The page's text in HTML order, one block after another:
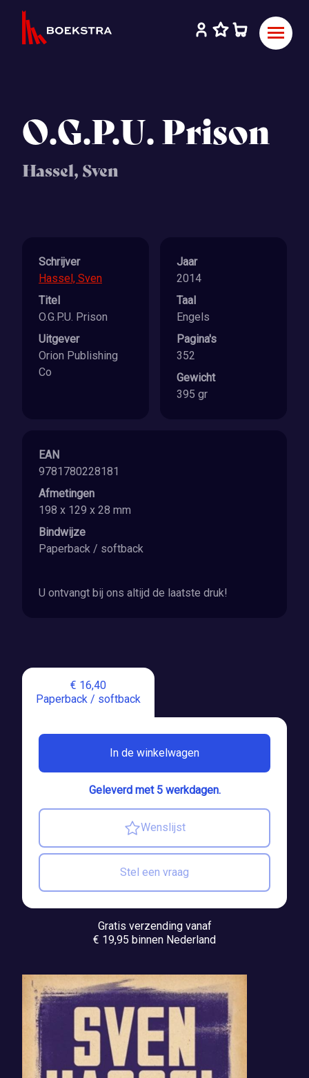
O.G.P.U. Prison
Hassel, Sven
€ 16,40
Paperback / softback
In de winkelwagen
Geleverd met 5 werkdagen.
Wenslijst
Stel een vraag
Gratis verzending vanaf
€ 19,95 binnen Nederland
Schrijver
Hassel, Sven
Titel
O.G.P.U. Prison
Uitgever
Orion Publishing
Co
Jaar
2014
Taal
Engels
Pagina's
352
Gewicht
395 gr
EAN
9781780228181
Afmetingen
198 x 129 x 28 mm
Bindwijze
Paperback / softback
U ontvangt bij ons altijd de laatste druk!